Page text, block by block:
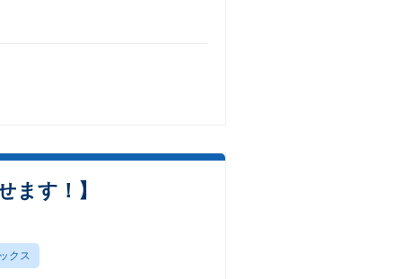
ます！】
クス